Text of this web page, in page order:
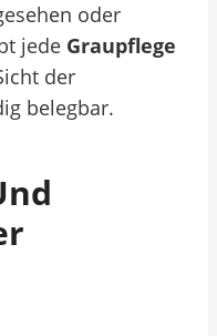
oder
jede Graupflege
der
belegbar.